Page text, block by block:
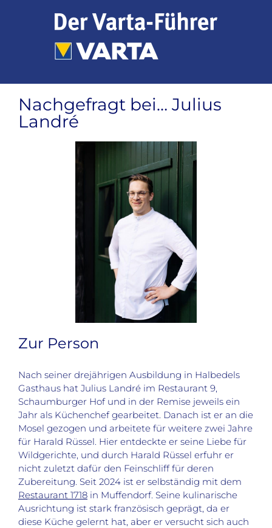
Nachgefragt bei… Julius
Landré
Zur Person
Nach seiner drejährigen Ausbildung in Halbedels
Gasthaus hat Julius Landré im Restaurant 9,
Schaumburger Hof und in der Remise jeweils ein
Jahr als Küchenchef gearbeitet. Danach ist er an die
Mosel gezogen und arbeitete für weitere zwei Jahre
für Harald Rüssel. Hier entdeckte er seine Liebe für
Wildgerichte, und durch Harald Rüssel erfuhr er
nicht zuletzt dafür den Feinschliff für deren
Zubereitung. Seit 2024 ist er selbständig mit dem
Restaurant 1718 in Muffendorf. Seine kulinarische
Ausrichtung ist stark französisch geprägt, da er
diese Küche gelernt hat, aber er versucht sich auch